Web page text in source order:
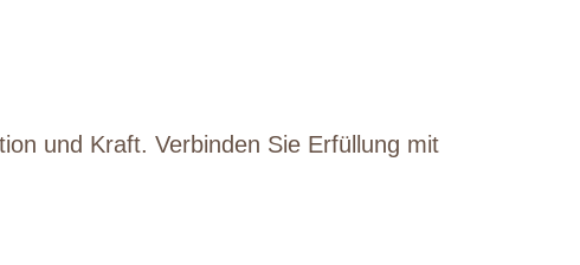
und Kraft. Verbinden Sie Erfüllung mit